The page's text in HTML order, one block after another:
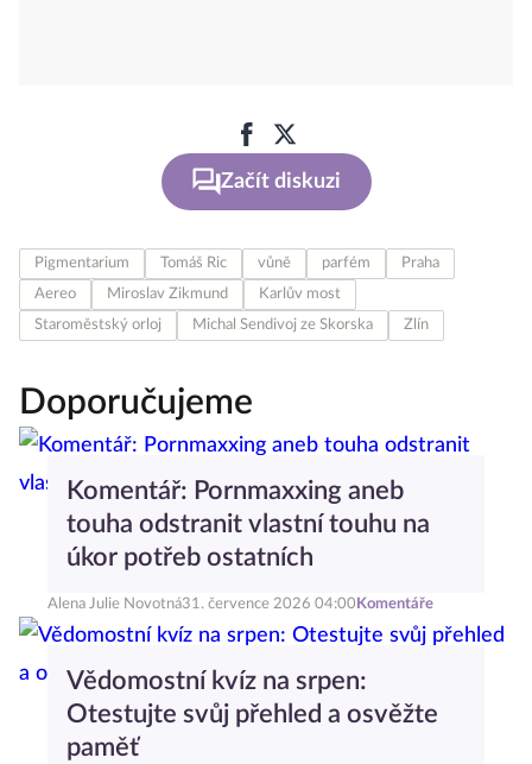
Začít diskuzi
Pigmentarium Tomáš Ric vůně parfém
Praha
Aereo
Miroslav Zikmund
Karlův most
Staroměstský orloj
Michal Sendivoj ze Skorska Zlín
Doporučujeme
Komentář: Pornmaxxing aneb
touha odstranit vlastní touhu na
úkor potřeb ostatních
Alena Julie Novotná31. července 2026 04:00 Komentáře
Vědomostní kvíz na srpen:
Otestujte svůj přehled a osvěžte
paměť